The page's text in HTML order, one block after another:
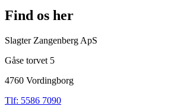
Find os her
Slagter Zangenberg ApS
Gåse torvet 5
4760 Vordingborg
Tlf: 5586 7090